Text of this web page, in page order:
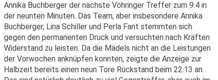
Annika Buchberger der nächste Vöhringer Treffer zum 9:4 in
der neunten Minuten. Das Team, aber insbesondere Annika
Buchberger, Lina Schiller und Perla Fant stemmten sich
gegen den permanenten Druck und versuchten nach Kräften
Widerstand zu leisten. Da die Mädels nicht an die Leistungen
der Vorwochen anknüpfen konnten, zeigte die Anzeige zur
Halbzeit bereits einen neun Tore Rückstand beim 22:13 an.